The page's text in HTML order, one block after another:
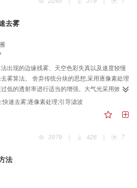
算法,并且与Kalman结合Mean Shift算法的跟踪
法无需设置噪声参数,可以实现目标在发生严重
去雾
出现的边缘残雾、天空色彩失真以及速度较慢
雾算法。 舍弃传统分块的思想,采用逐像素处理
低的透射率进行适当的增强。大气光采用效率
地解决了边缘残雾和天空色彩失真问题,相比其
提升。透射率和大气光的求解速度都得到一定程
去雾算法的近4倍。 实验结果表明,本文算法在
幅提升去雾的效率,节省去雾所花费的时间。对
够达到较好的去雾效果,但在处理具有较大景深
快速去雾;逐像素处理;引导滤波
3979
| 426 | 7
法